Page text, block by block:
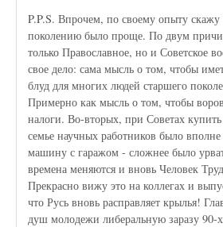
P.P.S. Впрочем, по своему опыту
поколению было проще. По двум
только Православное, но и Советское
свое дело: сама мысль о том, чтобы
блуд для многих людей старшего
Примерно как мысль о том, чтобы
налоги. Во-вторых, при Советах
семье научных работников было
машину с гаражом - сложнее было
времена меняются и вновь Человек
Прекрасно вижу это на коллегах и
что Русь вновь расправляет крылья!
душ молодежи либеральную заразу 90-